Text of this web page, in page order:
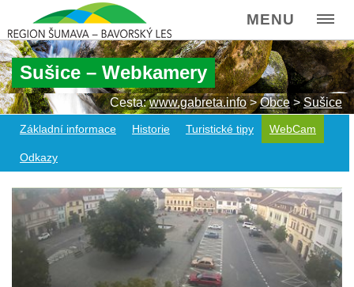
MENU
Sušice – Webkamery
Cesta:www.gabreta.info>Obce>Sušice
Základní informace Historie Turistické tipy WebCam
Odkazy